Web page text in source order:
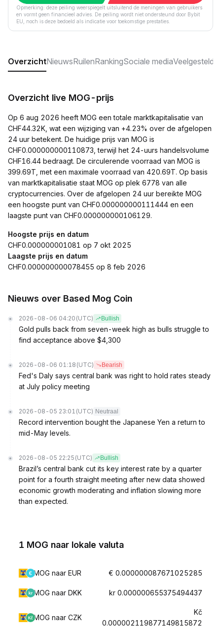
Opmerking: deze peiling weerspiegelt uitsluitend de meningen van gebruikers
en vormt geen financieel advies. De peiling wordt niet ondersteund door Bybit
EU, noch is deze bedoeld als indicatie voor toekomstige prestaties.
OverzichtNieuwsRuilenRankingSociale mediaVeelgestelde
Overzicht live MOG-prijs
Op 6 aug 2026 heeft MOG een totale marktkapitalisatie van
CHF44.32K, wat een wijziging van +4.23% over de afgelopen
24 uur betekent. De huidige prijs van MOG is
CHF0.000000000110873, terwijl het 24-uurs handelsvolume
CHF16.44 bedraagt. De circulerende voorraad van MOG is
399.69T, met een maximale voorraad van 420.69T. Op basis
van marktkapitalisatie staat MOG op plek 6778 van alle
cryptocurrencies. Over de afgelopen 24 uur bereikte MOG
een hoogste punt van CHF0.000000000111444 en een
laagste punt van CHF0.000000000106129.
Hoogste prijs en datum
CHF0.000000001081 op 7 okt 2025
Laagste prijs en datum
CHF0.000000000078455 op 8 feb 2026
Nieuws over Based Mog Coin
2026-08-06 04:20 (UTC) Bullish
Gold pulls back from seven-week high as bulls struggle to
find acceptance above $4,300
2026-08-06 01:18 (UTC) Bearish
Fed's Daly says central bank was right to hold rates steady
at July policy meeting
2026-08-05 23:01 (UTC) Neutraal
Record intervention bought the Japanese Yen a return to
mid-May levels.
2026-08-05 22:25 (UTC) Bullish
Brazil’s central bank cut its key interest rate by a quarter
point for a fourth straight meeting after new data showed
economic growth moderating and inflation slowing more
than expected.
1 MOG naar lokale valuta
MOG naar EUR € 0.000000087671025285
MOG naar DKK kr 0.000000655375494437
MOG naar CZK
Kč
0.000002119877149815872